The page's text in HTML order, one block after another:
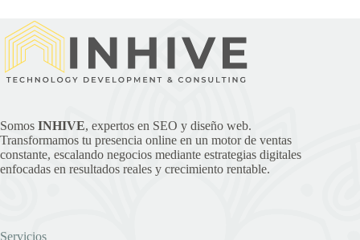
Somos INHIVE, expertos en SEO y diseño web.
Transformamos tu presencia online en un motor de ventas
constante, escalando negocios mediante estrategias digitales
enfocadas en resultados reales y crecimiento rentable.
Servicios